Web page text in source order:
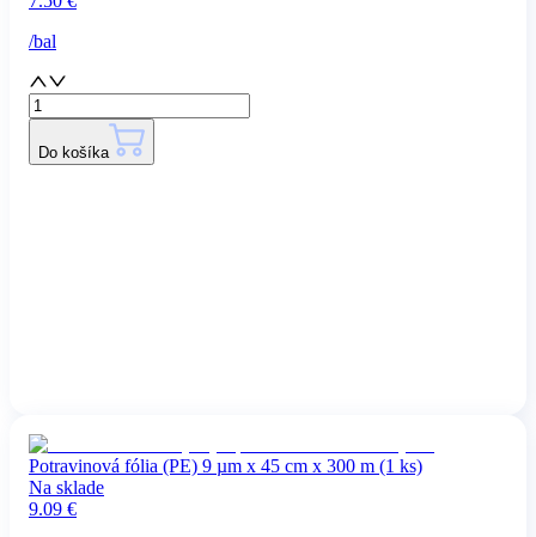
/bal
Do košíka
Potravinová fólia (PE) 9 µm x 45 cm x 300 m (1 ks)
Na sklade
9.09 €